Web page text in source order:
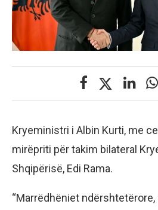
Kryeministri i Albin Kurti, me
mirëpriti për takim bilateral
Shqipërisë, Edi Rama.
“Marrëdhëniet